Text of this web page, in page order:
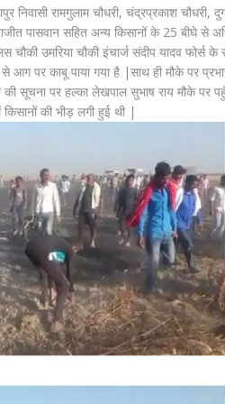
निवासी रामगुलाम चौधरी, चंद्रप्रकाश चौधरी,
पासवान सहित अन्य किसानों के 25 बीघे
उमरिया चौकी इंचार्ज संदीप यादव फोर्स के
पर काबू पाया गया है |साथ ही मौके पर
सूचना पर हल्का लेखपाल सुभाष राय मौके पर
की भीड़ लगी हुई थी |